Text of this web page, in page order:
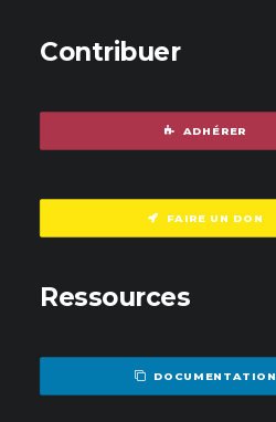
Contribuer
ADHÉRER
FAIRE UN DON
Ressources
DOCUMENTATION